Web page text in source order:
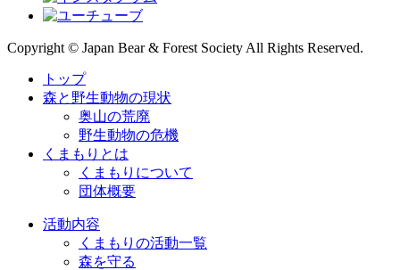
Copyright © Japan Bear & Forest Society All Rights Reserved.
トップ
森と野生動物の現状
奥山の荒廃
野生動物の危機
くまもりとは
くまもりについて
団体概要
活動内容
くまもりの活動一覧
森を守る